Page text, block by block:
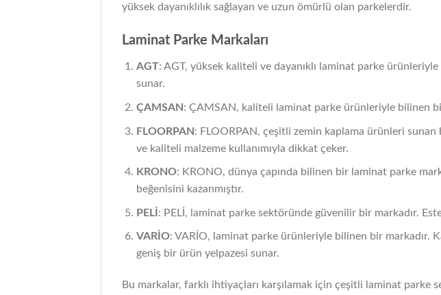
yüksek dayanıklılık sağlayan ve uzun ömürlü olan parkelerdir.
Laminat Parke Markaları
AGT: AGT, yüksek kaliteli ve dayanıklı laminat parke
sunar.
ÇAMSAN : ÇAMSAN, kaliteli laminat parke ürünleriyle bilinen bir
FLOORPAN: FLOORPAN, çeşitli zemin kaplama ürünleri
ve kaliteli malzeme kullanımıyla dikkat çeker.
KRONO: KRONO, dünya çapında bilinen bir laminat parke
beğenisini kazanmıştır.
PELİ : PELİ, laminat parke sektöründe güvenilir bir markadır.
VARİO: VARİO, laminat parke ürünleriyle bilinen bir markadır.
geniş bir ürün yelpazesi sunar.
Bu markalar, farklı ihtiyaçları karşılamak için çeşitli laminat